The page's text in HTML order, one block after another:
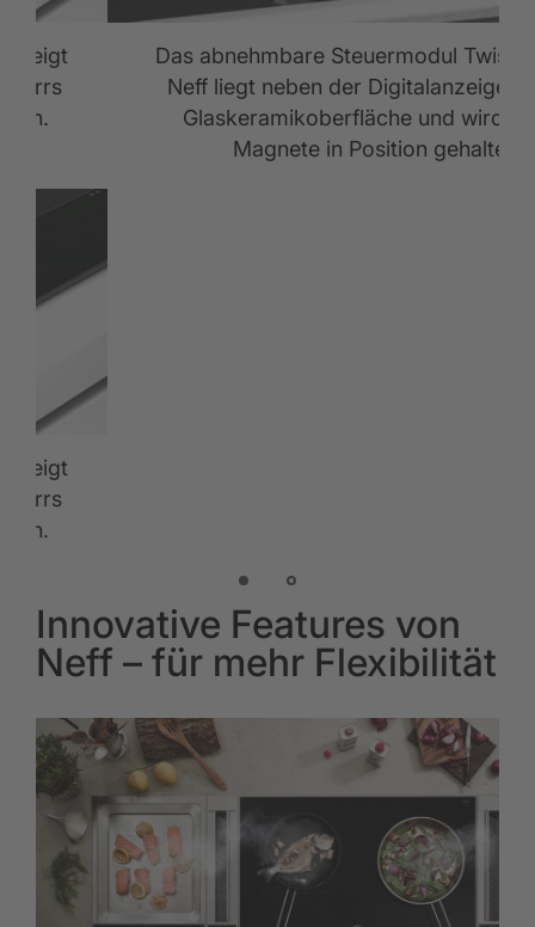
zeigt
Das abnehmbare Steuermodul
Neff liegt neben der Digitalanzeige
Glaskeramikoberfläche und wird
Magnete in Position gehalten
zeigt
Innovative Features von
Neff – für mehr Flexibilität